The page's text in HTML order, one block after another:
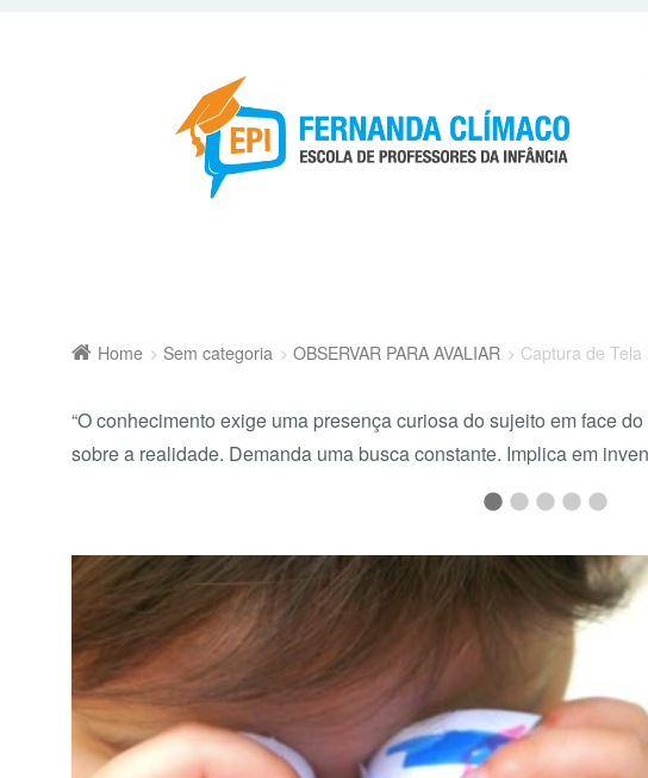
Home Sem categoria OBSERVAR PARA AVALIAR Captura de
“O conhecimento exige uma presença curiosa do sujeito em face
sobre a realidade. Demanda uma busca constante. Implica em